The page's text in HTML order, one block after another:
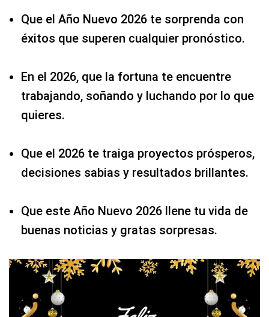
Que el Año Nuevo 2026 te sorprenda con
éxitos que superen cualquier pronóstico.
En el 2026, que la fortuna te encuentre
trabajando, soñando y luchando por lo que
quieres.
Que el 2026 te traiga proyectos prósperos,
decisiones sabias y resultados brillantes.
Que este Año Nuevo 2026 llene tu vida de
buenas noticias y gratas sorpresas.